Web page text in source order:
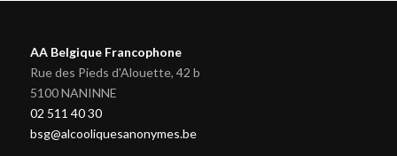
AA Belgique Francophone
Rue des Pieds d'Alouette, 42 b
5100 NANINNE
02 511 40 30
bsg@alcooliquesanonymes.be